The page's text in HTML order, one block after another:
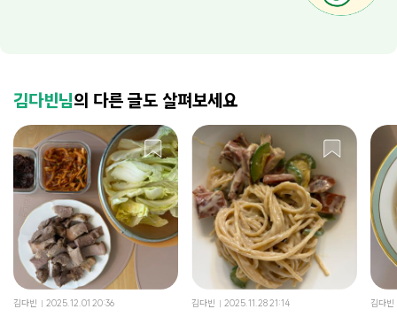
김다빈님의 다른 글도 살펴보세요
김다빈 2025.12.01 20:36 김다빈 2025.11.28 21:14 김다빈